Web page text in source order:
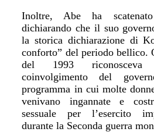
Inoltre, Abe ha
dichiarando che il suo
la storica dichiarazione di
conforto” del periodo bellico.
del 1993
coinvolgimento del
programma in cui molte
venivano ingannate e
sessuale per l’esercito
durante la Seconda guerra